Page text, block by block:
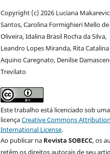
Copyright (c) 2026 Luciana
Santos, Carolina Formighieri Mello de
Oliveira, Idalina Brasil Rocha da Silva,
Leandro Lopes Miranda, Rita Catalina
Aquino Caregnato, Denilse
Trevilato
Este trabalho está licenciado sob uma
licençaCreative Commons
International License.
Ao publicar na Revista SOBECC, os
retêm os direitos autorais de seu